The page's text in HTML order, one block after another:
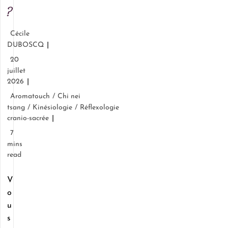
?
Cécile
DUBOSCQ
20
juillet
2026
Aromatouch / Chi nei
tsang / Kinésiologie / Réflexologie
cranio-sacrée
7
mins
read
V
o
u
s